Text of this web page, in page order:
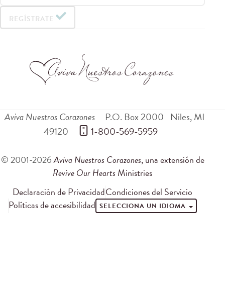
REGÍSTRATE
Aviva Nuestros Corazones P.O. Box 2000 Niles,MI
49120
1-800-569-5959
© 2001-2026Aviva Nuestros Corazones, una extensión de
Revive Our Hearts Ministries
Declaración de PrivacidadCondiciones del Servicio
Políticas de accesibilidad SELECCIONA UN IDIOMA